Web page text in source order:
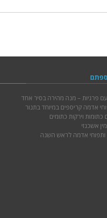
פרגיות – מנה מהירה בסיר אחד
אדמה קריספים במיוחד בתנור
וירקות כתומים
אשכנזי
אדמה לראש השנה